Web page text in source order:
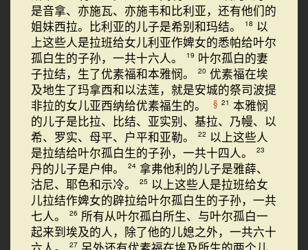
是音拿、亦施瓦、亦施韦和比利亚，还有他们的
姐妹西拉。比利亚的儿子是希别和玛结。
18 以
上这些人是拉班给女儿利亚作婢女的悉帕给叶尔
孤白生的子孙，一共十六人。
19 叶尔孤白的妻
子拉结，生了优素福和本雅悯。
20 优素福在埃
及地生了玛拿西和以法莲，就是安城的祭司波提
非拉的女儿亚西纳给优素福生的。
§ 21 本雅悯
的儿子是比拉、比结、亚实别、基拉、乃幔、以
希、罗实、母平、户平和亚勒。
22 以上这些人
是拉结给叶尔孤白生的子孙，一共十四人。
23
丹的儿子是户伸。 24 拿弗他利的儿子是雅薛、
沽尼、耶色和示冷。
25 以上这些人是拉班给女
儿拉结作婢女的辟拉给叶尔孤白生的子孙，一共
七人。
26 所有从叶尔孤白所生、与叶尔孤白一
起来到埃及的人，除了他的儿媳之外，一共六十
27